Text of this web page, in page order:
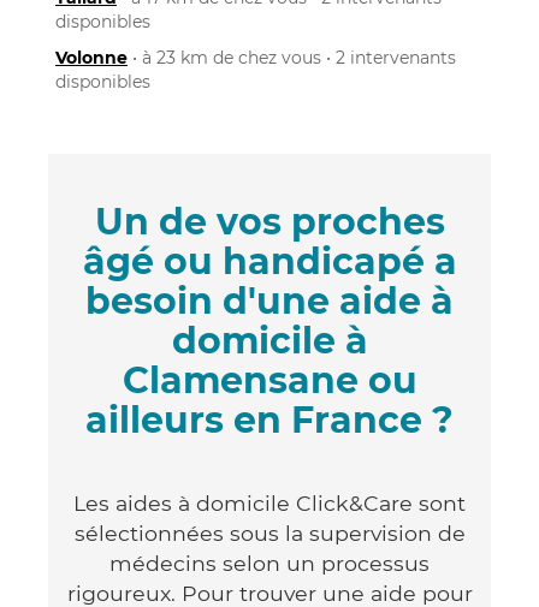
disponibles
Volonne • à 23 km de chez vous • 2 intervenants
disponibles
Un de vos proches
âgé ou handicapé a
besoin d'une aide à
domicile à
Clamensane ou
ailleurs en France ?
Les aides à domicile Click&Care sont
sélectionnées sous la supervision de
médecins selon un processus
rigoureux. Pour trouver une aide pour